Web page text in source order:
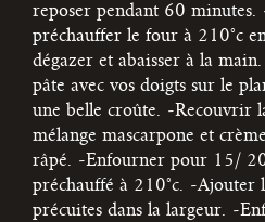
reposer pendant 60 minutes.
préchauffer le four à 210°c
dégazer et abaisser à la main.
pâte avec vos doigts sur le
une belle croûte. -Recouvrir
mélange mascarpone et
râpé. -Enfourner pour 15/
préchauffé à 210°c. -Ajouter
précuites dans la largeur. -